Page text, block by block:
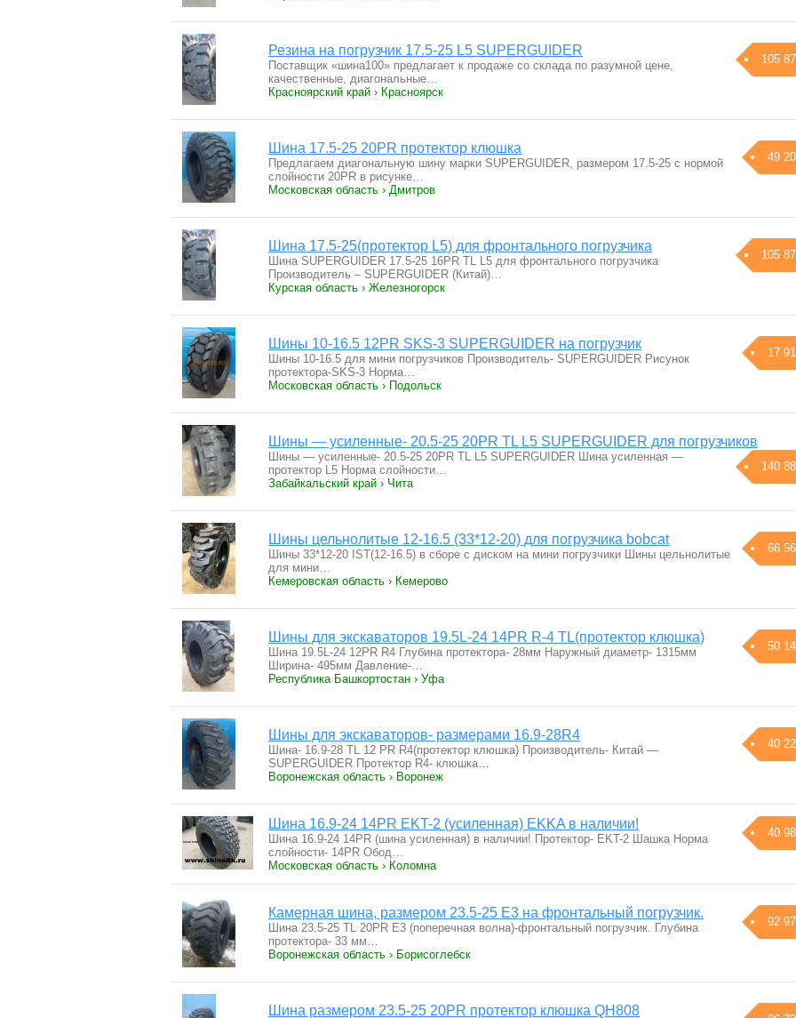
Резина на погрузчик 17.5-25 L5 SUPERGUIDER
105
Поставщик «шина100» предлагает к продаже со склада по разумной цене,
качественные, диагональные…
Красноярский край › Красноярск
Шина 17.5-25 20PR протектор клюшка
49
Предлагаем диагональную шину марки SUPERGUIDER, размером 17.5-25 с нормой
слойности 20PR в рисунке…
Московская область › Дмитров
Шина 17.5-25(протектор L5) для фронтального погрузчика
105
Шина SUPERGUIDER 17.5-25 16PR TL L5 для фронтального погрузчика
Производитель – SUPERGUIDER (Китай)…
Курская область › Железногорск
Шины 10-16.5 12PR SKS-3 SUPERGUIDER на погрузчик
17
Шины 10-16.5 для мини погрузчиков Производитель- SUPERGUIDER Рисунок
протектора-SKS-3 Норма…
Московская область › Подольск
Шины — усиленные- 20.5-25 20PR TL L5 SUPERGUIDER для погрузчиков
140
Шины — усиленные- 20.5-25 20PR TL L5 SUPERGUIDER Шина усиленная —
протектор L5 Норма слойности…
Забайкальский край › Чита
Шины цельнолитые 12-16.5 (33*12-20) для погрузчика bobcat
66
Шины 33*12-20 IST(12-16.5) в сборе с диском на мини погрузчики Шины цельнолитые
для мини…
Кемеровская область › Кемерово
Шины для экскаваторов 19.5L-24 14PR R-4 TL(протектор клюшка)
50
Шина 19.5L-24 12PR R4 Глубина протектора- 28мм Наружный диаметр- 1315мм
Ширина- 495мм Давление-…
Республика Башкортостан › Уфа
Шины для экскаваторов- размерами 16.9-28R4
40
Шина- 16.9-28 ТL 12 PR R4(протектор клюшка) Производитель- Китай —
SUPERGUIDER Протектор R4- клюшка…
Воронежская область › Воронеж
Шина 16.9-24 14PR EKT-2 (усиленная) EKKA в наличии!
40
Шина 16.9-24 14PR (шина усиленная) в наличии! Протектор- EKT-2 Шашка Норма
слойности- 14PR Обод…
Московская область › Коломна
Камерная шина, размером 23.5-25 Е3 на фронтальный погрузчик.
92
Шина 23.5-25 TL 20PR E3 (поперечная волна)-фронтальный погрузчик. Глубина
протектора- 33 мм…
Воронежская область › Борисоглебск
Шина размером 23.5-25 20PR протектор клюшка QH808